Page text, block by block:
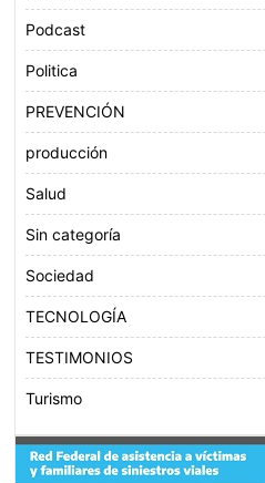
Podcast
Politica
PREVENCIÓN
producción
Salud
Sin categoría
Sociedad
TECNOLOGÍA
TESTIMONIOS
Turismo